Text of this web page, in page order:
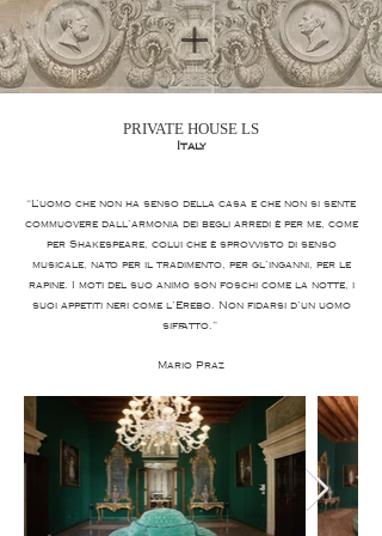
PRIVATE HOUSE LS
Italy
“L’uomo che non ha senso della casa e che non si sente
commuovere dall’armonia dei begli arredi è per me, come
per Shakespeare, colui che è sprovvisto di senso
musicale, nato per il tradimento, per gl’inganni, per le
rapine. I moti del suo animo son foschi come la notte, i
suoi appetiti neri come l’Erebo. Non fidarsi d’un uomo
siffatto.”
Mario Praz